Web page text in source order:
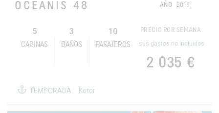
OCEANIS 48 AÑO 2018
5
CABINAS
3
BAÑOS
10
PASAJEROS
PRECIO POR SEMANA
sus gastos no incluidos
2 035 €
TEMPORADA : Kotor